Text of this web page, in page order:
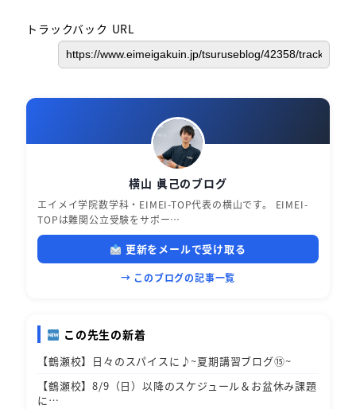
トラックバック URL
横山 眞己のブログ
エイメイ学院数学科・EIMEI-TOP代表の横山です。 EIMEI-
TOPは難関公立受験をサポー…
更新をメールで受け取る
→ このブログの記事一覧
この先生の新着
【鶴瀬校】日々のスパイスに♪~夏期講習ブログ⑮~
【鶴瀬校】8/9（日）以降のスケジュール＆お盆休み課題
に…